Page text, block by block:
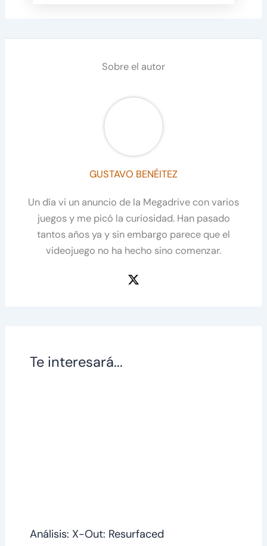
Sobre el autor
GUSTAVO BENÉITEZ
Un día vi un anuncio de la Megadrive con varios
juegos y me picó la curiosidad. Han pasado
tantos años ya y sin embargo parece que el
videojuego no ha hecho sino comenzar.
Te interesará...
Análisis: X-Out: Resurfaced